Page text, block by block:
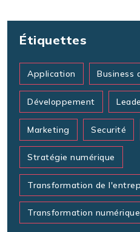
Étiquettes
Application Business
Développement
Marketing Securité
Stratégie numérique
Transformation de
Transformation numérique